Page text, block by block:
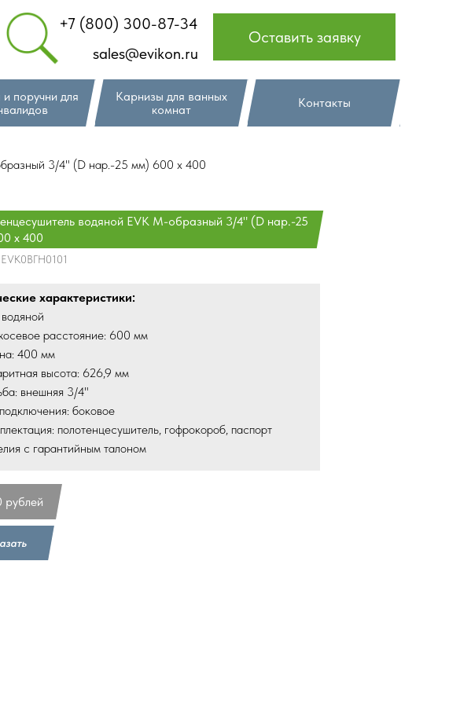
sales@evikon.ru
+7 (800) 300-87-34
Оставить заявку
поручни для
Карнизы для ванных
комнат
Контакты
3/4" (D нар.-25 мм) 600 х 400
водяной EVK М-образный 3/4" (D нар.-25
х 400
EVK0ВГН0101
рублей
характеристики:
расстояние: 600 мм
400 мм
высота: 626,9 мм
внешняя 3/4"
боковое
полотенцесушитель, гофрокороб, паспорт
с гарантийным талоном